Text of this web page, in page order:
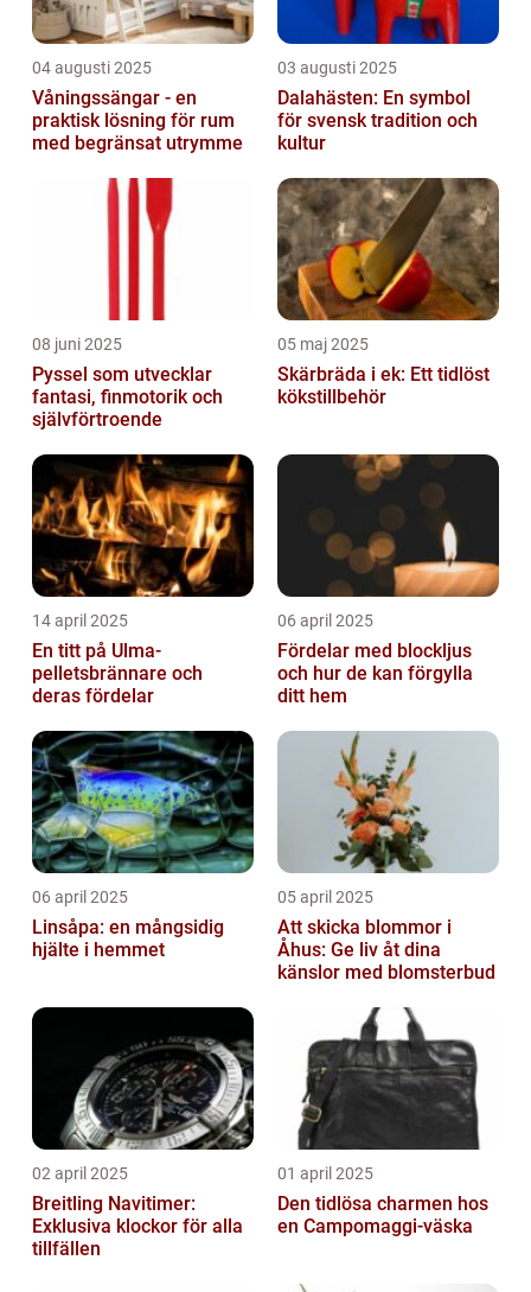
04 augusti 2025
Våningssängar - en
praktisk lösning för rum
med begränsat utrymme
03 augusti 2025
Dalahästen: En symbol
för svensk tradition och
kultur
08 juni 2025
Pyssel som utvecklar
fantasi, finmotorik och
självförtroende
05 maj 2025
Skärbräda i ek: Ett tidlöst
kökstillbehör
14 april 2025
En titt på Ulma-
pelletsbrännare och
deras fördelar
06 april 2025
Fördelar med blockljus
och hur de kan förgylla
ditt hem
06 april 2025
Linsåpa: en mångsidig
hjälte i hemmet
05 april 2025
Att skicka blommor i
Åhus: Ge liv åt dina
känslor med blomsterbud
02 april 2025
Breitling Navitimer:
Exklusiva klockor för alla
tillfällen
01 april 2025
Den tidlösa charmen hos
en Campomaggi-väska